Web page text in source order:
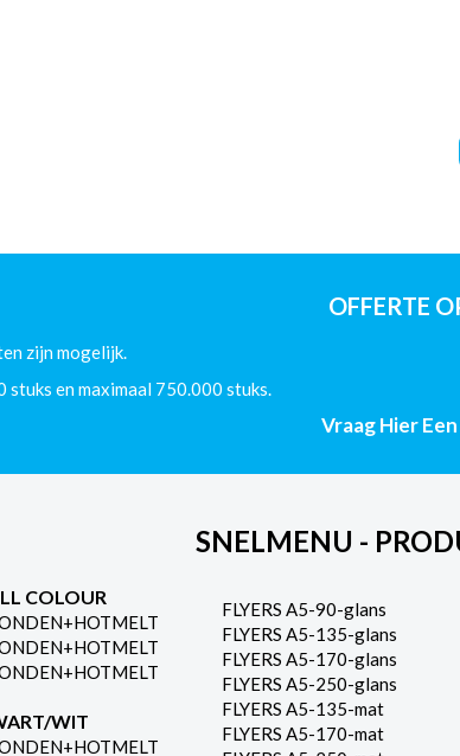
OFFERTE
zijn mogelijk.
stuks en maximaal 750.000 stuks.
Vraag Hier
SNELMENU -
COLOUR
WIT
FLYERS A5-90-glans
FLYERS A5-135-glans
FLYERS A5-170-glans
FLYERS A5-250-glans
FLYERS A5-135-mat
FLYERS A5-170-mat